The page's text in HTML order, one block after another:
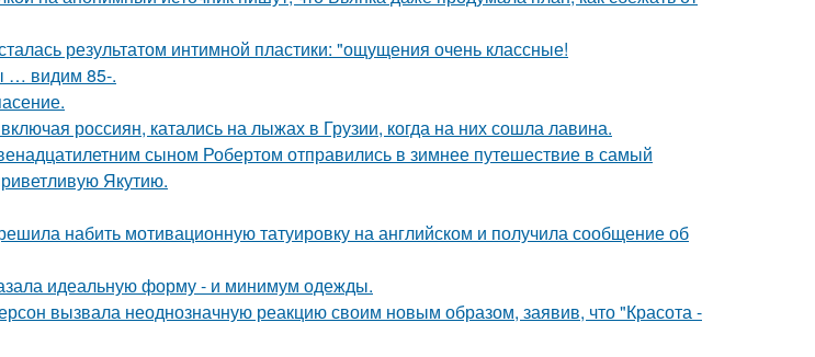
результатом интимной пластики: "ощущения очень классные!
… видим 85-.
россиян, катались на лыжах в Грузии, когда на них сошла лавина.
сыном Робертом отправились в зимнее путешествие в самый
Якутию.
набить мотивационную татуировку на английском и получила сообщение об
идеальную форму - и минимум одежды.
вызвала неоднозначную реакцию своим новым образом, заявив, что "Красота -